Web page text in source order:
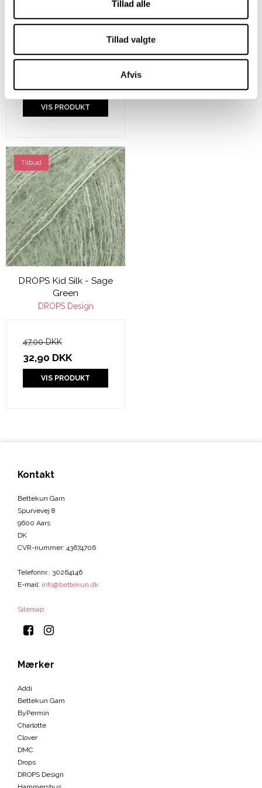
Tillad alle
Tillad valgte
Afvis
Karen Klarbæk 8/4 -
20,00 DKK
VIS PRODUKT
Tilbud
DROPS Kid Silk - Sage
Green
DROPS Design
47,00 DKK
32,90 DKK
VIS PRODUKT
Kontakt
Bettekun Garn
Spurvevej 8
9600 Aars
DK
CVR-nummer: 43674706
Telefonnr.: 30264146
E-mail: info@bettekun.dk
Sitemap
Mærker
Addi
Bettekun Garn
ByPermin
Charlotte
Clover
DMC
Drops
DROPS Design